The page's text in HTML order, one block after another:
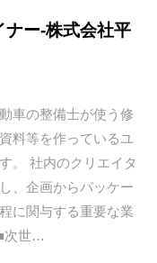
ー-株式会社平
車の整備士が使う修
料等を作っているユ
。 社内のクリエイタ
、企画からパッケー
に関与する重要な業
次世…